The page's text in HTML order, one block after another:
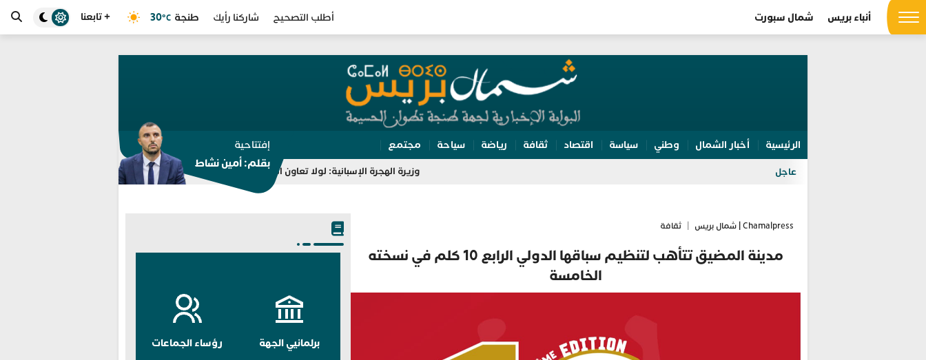
أنباء بريس شمال سبورت أطلب التصحيح شاركنا رأيك طنجة 30 °C + تابعنا
الرئيسية أخبار الشمال وطني سياسة اقتصاد ثقافة رياضة سياحة مجتمع
عاجل التحريض على اقتحام سبتة يقود وزيرة الهجرة الإسبانية: لولا تعاون المغرب لتعذّر احتواء أزمة الهجرة في سبتة
إفتتاحية
بقلم: أمين نشاط
Chamalpress | شمال بريس ثقافة
مدينة المضيق تتأهب لتنظيم سباقها الدولي الرابع 10 كلم في نسخته
الخامسة
برلمانيي الجهة رؤساء الجماعات